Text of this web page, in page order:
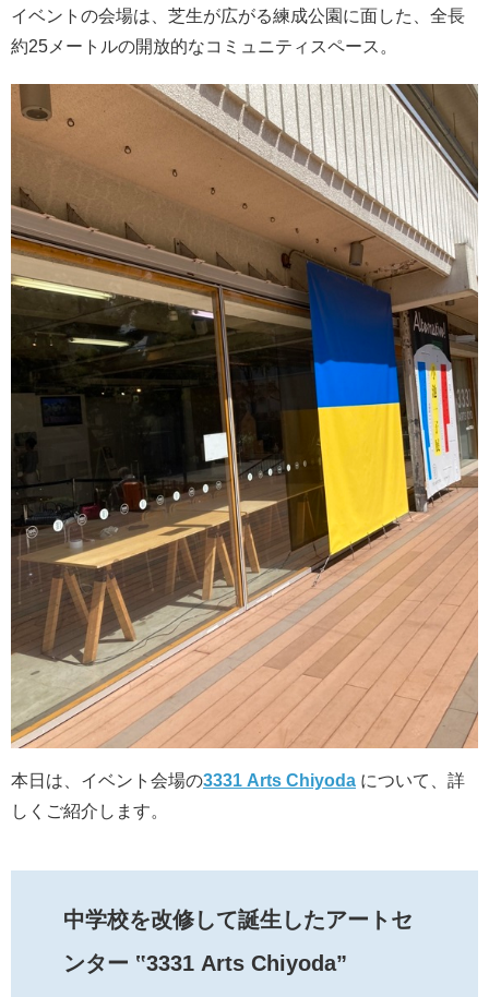
イベントの会場は、芝生が広がる練成公園に面した、全長
約25メートルの開放的なコミュニティスペース。
本日は、イベント会場の3331 Arts Chiyoda について、詳
しくご紹介します。
中学校を改修して誕生したアートセ
ンター ‟3331 Arts Chiyoda”